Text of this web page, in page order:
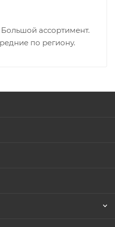
ассортимент.
по региону.